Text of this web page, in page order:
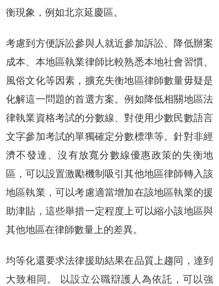
衡現象，例如北京延慶區。
考慮到方便訴訟參與人就近參加訴訟、降低辦案
成本、本地區執業律師比較熟悉本地社會習慣、
風俗文化等因素，擴充失衡地區律師數量毋疑是
化解這一問題的首選方案。例如降低相關地區法
律執業資格考試的分數線、對使用少數民數語言
文字參加考試的單獨確定分數標準等。針對非經
濟不發達、沒有放寬分數線優惠政策的失衡地
區，可以設置激勵機制吸引其他地區律師轉入該
地區執業，可以考慮適當增加在該地區執業的援
助津貼，這些舉措一定程度上可以縮小該地區與
其他地區在律師數量上的差異。
均等化還要求法律援助結果在品質上趨同，達到
大致相同。 以設立公職辯護人為依託，可以強